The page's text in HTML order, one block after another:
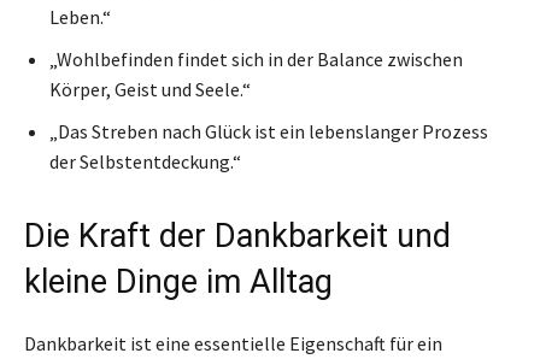
Leben.“
„Wohlbefinden findet sich in der Balance zwischen
Körper, Geist und Seele.“
„Das Streben nach Glück ist ein lebenslanger Prozess
der Selbstentdeckung.“
Die Kraft der Dankbarkeit und
kleine Dinge im Alltag
Dankbarkeit ist eine essentielle Eigenschaft für ein